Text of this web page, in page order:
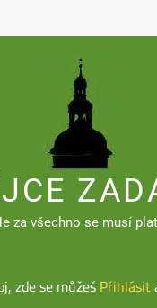
za všechno se musí
zde se můžešPřihlásit